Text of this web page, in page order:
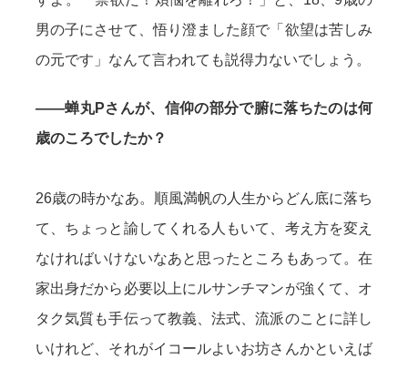
男の子にさせて、悟り澄ました顔で「欲望は苦しみ
の元です」なんて言われても説得力ないでしょう。
——蝉丸Pさんが、信仰の部分で腑に落ちたのは何
歳のころでしたか？
26歳の時かなあ。順風満帆の人生からどん底に落ち
て、ちょっと諭してくれる人もいて、考え方を変え
なければいけないなあと思ったところもあって。在
家出身だから必要以上にルサンチマンが強くて、オ
タク気質も手伝って教義、法式、流派のことに詳し
いけれど、それがイコールよいお坊さんかといえば